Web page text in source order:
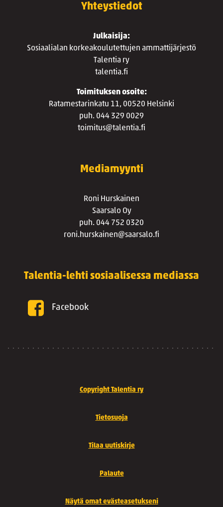
Yhteystiedot
Julkaisija:
Sosiaalialan korkeakoulutettujen ammattijärjestö
Talentia ry
talentia.fi
Toimituksen osoite:
Ratamestarinkatu 11, 00520 Helsinki
puh. 044 329 0029
toimitus@talentia.fi
Mediamyynti
Roni Hurskainen
Saarsalo Oy
puh. 044 752 0320
roni.hurskainen@saarsalo.fi
Talentia-lehti sosiaalisessa mediassa
Facebook
Copyright Talentia ry
Tietosuoja
Tilaa uutiskirje
Palaute
Näytä omat evästeasetukseni